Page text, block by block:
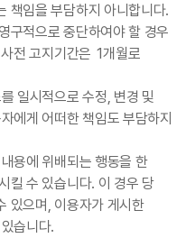
책임을 부담하지 아니합니다.
구적으로 중단하여야 할 경우
전 고지기간은 1개월로
일시적으로 수정, 변경 및
에게 어떠한 책임도 부담하지
용에 위배되는 행동을 한
킬 수 있습니다. 이 경우 당
있으며, 이용자가 게시한
습니다.